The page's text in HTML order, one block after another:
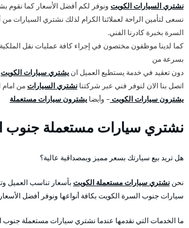
نشتري السيارات الكويت ونوفر لكم أفضل الأسعار كما نقوم
نسعى لتأمين الراحة لعملائنا الكرام لذلك نشتري السيارات
السرة بخبرة كادرنا الفني.
كما لدينا موظفون مختصون في إجراء كافة عمليات نقل الملكية
بسرعة من
دون تعقيد في خدمة يستطيع العميل ان يشتري سيارات الكويت.
اتصل بنا الان لنوفر فني عبر شركتنا نشتري السياراتمن امام
يشترون سيارات الكويت– وأيضا يشترون سيارات مستعملة
نشتري سيارات مستعملة جنوب
هل تريد بيع سيارتك بسعر مميز وبمصداقية عالية؟
نحننشتري سيارات مستعملة الكويتبأسعار تناسب العميل
سيارات جنوب السرة الكويت بكافة أنواعها ونوفر أفضل
ما الخدمات التي نقدمها عندما نشتري سيارات مستعملة جنوب